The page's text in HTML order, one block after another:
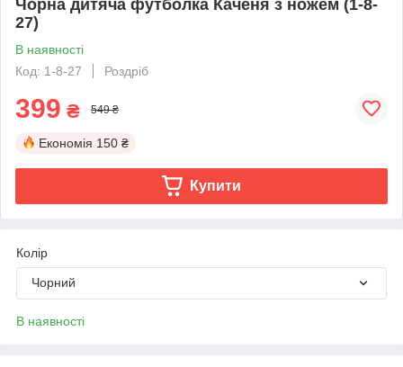
Чорна дитяча футболка Каченя з ножем (1-8-
27)
В наявності
Код: 1-8-27
Роздріб
399 ₴ 549 ₴
Економія 150 ₴
Купити
Колір
Чорний
В наявності